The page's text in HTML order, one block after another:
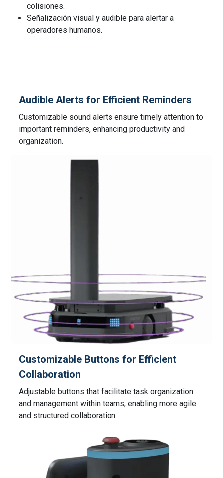
colisiones.
Señalización visual y audible para alertar a
operadores humanos.
Audible Alerts for Efficient Reminders
Customizable sound alerts ensure timely attention to
important reminders, enhancing productivity and
organization.
Customizable Buttons for Efficient
Collaboration
Adjustable buttons that facilitate task organization
and management within teams, enabling more agile
and structured collaboration.